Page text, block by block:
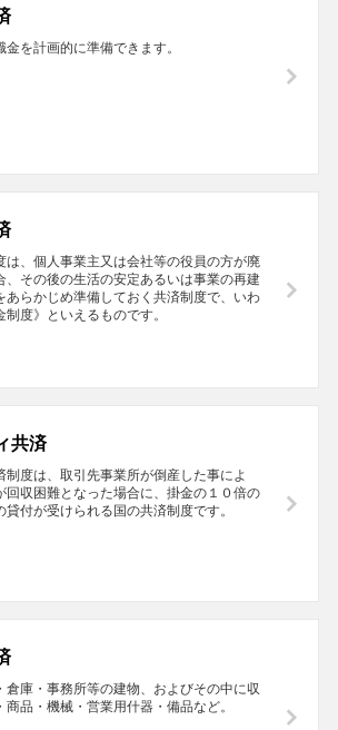
を計画的に準備できます。
は、個人事業主又は会社等の役員の方が廃
、その後の生活の安定あるいは事業の再建
あらかじめ準備しておく共済制度で、いわ
度》といえるものです。
共済
制度は、取引先事業所が倒産した事によ
回収困難となった場合に、掛金の１０倍の
付が受けられる国の共済制度です。
倉庫・事務所等の建物、およびその中に収
品・機械・営業用什器・備品など。